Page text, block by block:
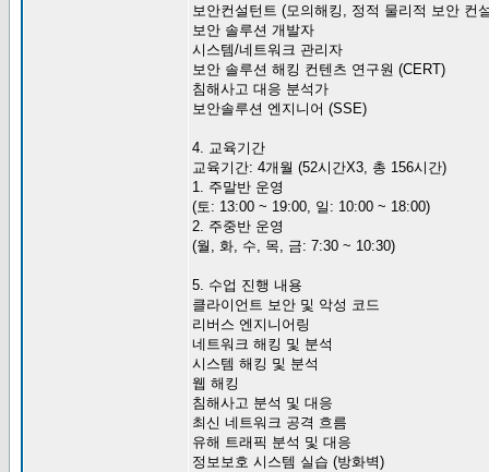
보안컨설턴트 (모의해킹, 정적 물리적 보안 컨
보안 솔루션 개발자
시스템/네트워크 관리자
보안 솔루션 해킹 컨텐츠 연구원 (CERT)
침해사고 대응 분석가
보안솔루션 엔지니어 (SSE)
4. 교육기간
교육기간: 4개월 (52시간X3, 총 156시간)
1. 주말반 운영
(토: 13:00 ~ 19:00, 일: 10:00 ~ 18:00)
2. 주중반 운영
(월, 화, 수, 목, 금: 7:30 ~ 10:30)
5. 수업 진행 내용
클라이언트 보안 및 악성 코드
리버스 엔지니어링
네트워크 해킹 및 분석
시스템 해킹 및 분석
웹 해킹
침해사고 분석 및 대응
최신 네트워크 공격 흐름
유해 트래픽 분석 및 대응
정보보호 시스템 실습 (방화벽)